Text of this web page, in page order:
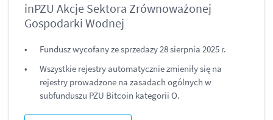
inPZU Akcje Sektora Zrównoważonej
Gospodarki Wodnej
Fundusz wycofany ze sprzedazy 28 sierpnia 2025 r.
Wszystkie rejestry automatycznie zmieniły się na
rejestry prowadzone na zasadach ogólnych w
subfunduszu PZU Bitcoin kategorii O.